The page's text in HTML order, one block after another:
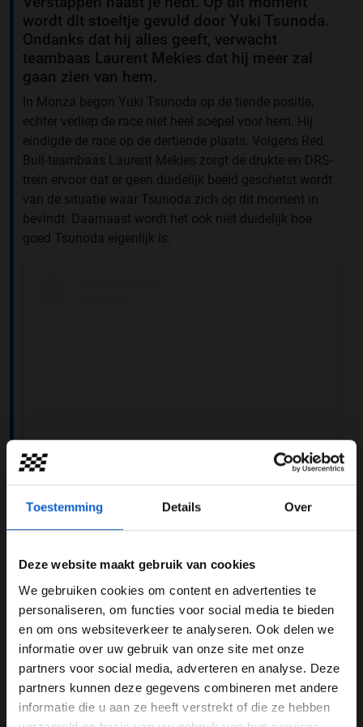
Toestemming Details Over
Deze website maakt gebruik van cookies
We gebruiken cookies om content en advertenties te
personaliseren, om functies voor social media te bieden
en om ons websiteverkeer te analyseren. Ook delen we
informatie over uw gebruik van onze site met onze
partners voor social media, adverteren en analyse. Deze
partners kunnen deze gegevens combineren met andere
informatie die u aan ze heeft verstrekt of die ze hebben
wordt dit stoeltje gevuld door Yuki Tsunoda.
Ondanks dat hij alles geeft, verwacht
teambaas Laurent Mekies dat hij meer zal
gaan zien van hem.
In Monza begon Yuki Tsunoda op de tiende positie,
echter verliep de race niet heel soepel voor hem. Hij
eindigde de race op de dertiende plaats. Volgens Red
Bull-teambaas Laurent Mekies zorgt de drukte en DRS-
trein ervoor dat er geen duidelijk beeld geschetst wordt
van de situatie waar Tsunoda zich op dit moment in
bevindt. Daarnaast wordt het ook niet duidelijk hoe
goed Tsunoda eigenlijk is.
View this post on Instagram
A post shared by Oracle Red Bull Racing (@redbullracing)
WELKOM BIJ GRAND PRIX RADIO
Ben je 24 jaar of ouder?
Pas je advertentie instellingen aan en klik hieronder om
door te gaan naar de website!